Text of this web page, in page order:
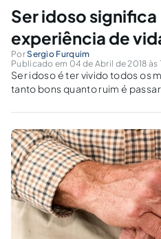
Ser idoso significa
experiência de
PorSergio Furquim
Publicado em 04 de Abril de 2018 às
Ser idoso é ter vivido todos os
tanto bons quanto ruim é
obstáculos que surgiram e
frente